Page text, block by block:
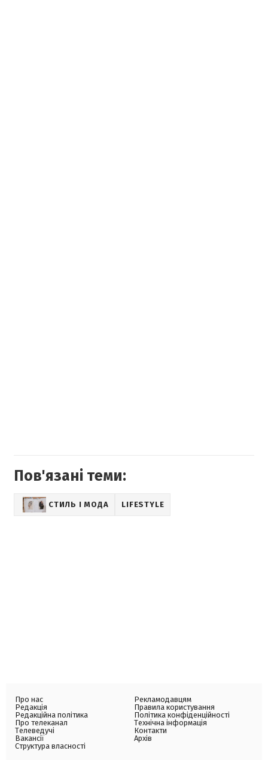
Пов'язані теми:
СТИЛЬ І МОДА LIFESTYLE
Про нас
Редакція
Редакційна політика
Про телеканал
Телеведучі
Вакансії
Структура власності
Рекламодавцям
Правила користування
Політика конфіденційності
Технічна інформація
Контакти
Архів